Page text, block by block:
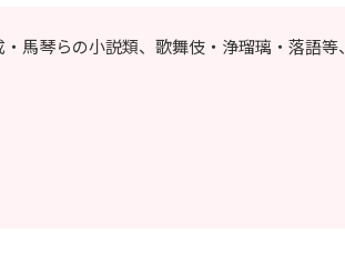
馬琴らの小説類、歌舞伎・浄瑠璃・落語等、